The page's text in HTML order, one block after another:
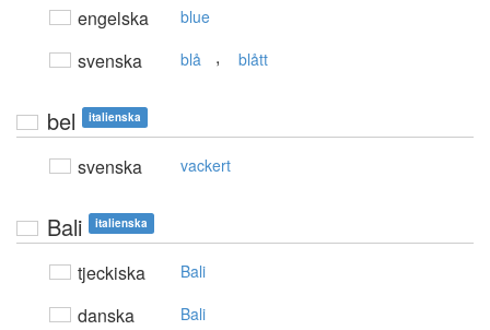
engelska blue
svenska blå , blått
bel italienska
svenska vackert
Bali italienska
tjeckiska Bali
danska Bali